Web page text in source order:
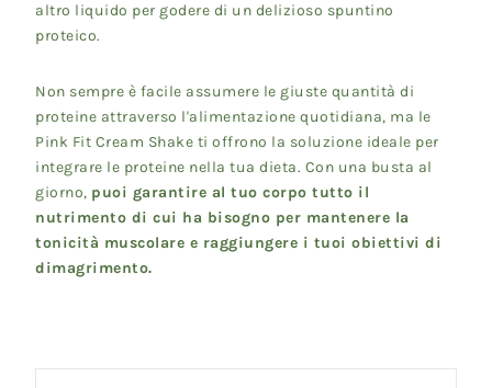
altro liquido per godere di un delizioso spuntino
proteico.
Non sempre è facile assumere le giuste quantità di
proteine attraverso l'alimentazione quotidiana, ma le
Pink Fit Cream Shake ti offrono la soluzione ideale per
integrare le proteine nella tua dieta. Con una busta al
giorno, puoi garantire al tuo corpo tutto il
nutrimento di cui ha bisogno per mantenere la
tonicità muscolare e raggiungere i tuoi obiettivi di
dimagrimento.